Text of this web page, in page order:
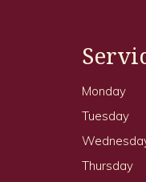
Monday
Tuesday
Thursday